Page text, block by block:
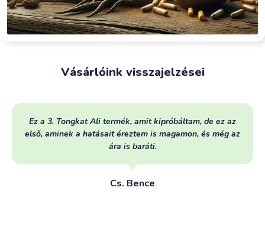
Vásárlóink visszajelzései
Ez a 3. Tongkat Ali termék, amit kipróbáltam, de ez az
első, aminek a hatásait éreztem is magamon, és még az
ára is baráti.
Cs. Bence